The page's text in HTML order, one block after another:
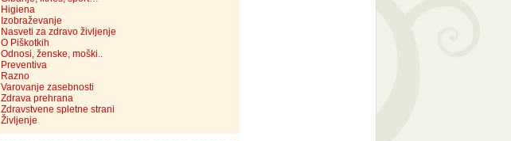
Higiena
Izobraževanje
Nasveti za zdravo življenje
O Piškotkih
Odnosi, ženske, moški..
Preventiva
Razno
Varovanje zasebnosti
Zdrava prehrana
Zdravstvene spletne strani
Življenje